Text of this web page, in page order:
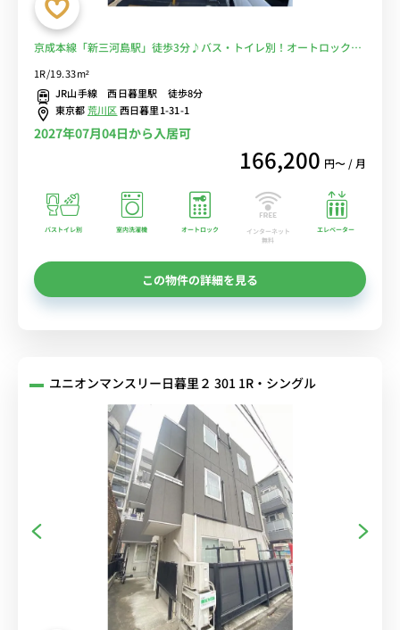
京成本線「新三河島駅」徒歩3分♪バス・トイレ別！オートロック
1R/19.33m²
JR山手線 西日暮里駅 徒歩8分
東京都荒川区西日暮里1-31-1
2027年07月04日から入居可
166,200 円〜 / 月
バストイレ別 室内洗濯機 オートロック
インターネット
無料
エレベーター
この物件の詳細を見る
ユニオンマンスリー日暮里２ 301 1R・シングル